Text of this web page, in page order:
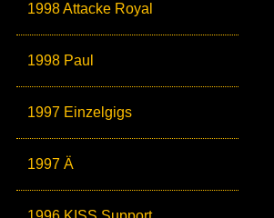
1998 Attacke Royal
1998 Paul
1997 Einzelgigs
1997 Ä